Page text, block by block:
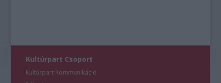
Kultúrpart Csoport
Kultúrpart Kommunikáció